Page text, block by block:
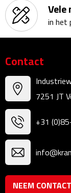
Banners
Naambadges &
Stickers
Visitekaartjes
Vlaggen
Bureau
Vele
in het
Contact
7251 JT
+31
NEEM